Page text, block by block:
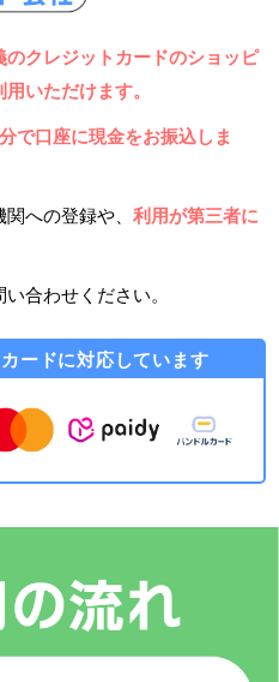
のクレジットカードのショッピ
いただけます。
で口座に現金をお振込しま
関への登録や、利用が第三者に
合わせください。
ードに対応しています